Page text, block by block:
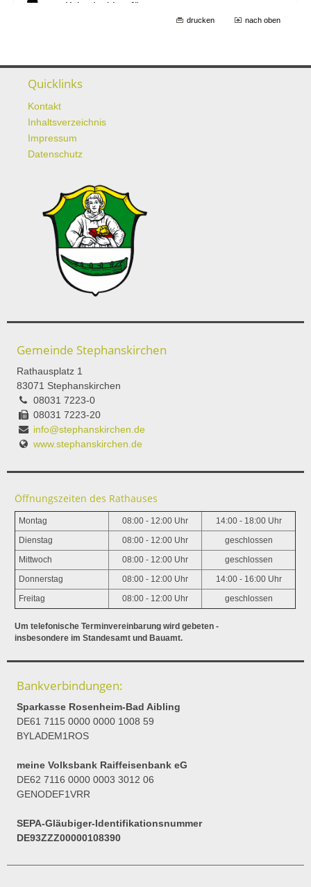
drucken nach oben
Quicklinks
Kontakt
Inhaltsverzeichnis
Impressum
Datenschutz
Gemeinde Stephanskirchen
Rathausplatz 1
83071 Stephanskirchen
08031 7223-0
08031 7223-20
info@stephanskirchen.de
www.stephanskirchen.de
Öffnungszeiten des Rathauses
Montag 08:00 - 12:00 Uhr 14:00 - 18:00 Uhr
Dienstag 08:00 - 12:00 Uhr geschlossen
Mittwoch 08:00 - 12:00 Uhr geschlossen
Donnerstag 08:00 - 12:00 Uhr 14:00 - 16:00 Uhr
Freitag 08:00 - 12:00 Uhr geschlossen
Um telefonische Terminvereinbarung wird gebeten -
insbesondere im Standesamt und Bauamt.
Bankverbindungen:
Sparkasse Rosenheim-Bad Aibling
DE61 7115 0000 0000 1008 59
BYLADEM1ROS
meine Volksbank Raiffeisenbank eG
DE62 7116 0000 0003 3012 06
GENODEF1VRR
SEPA-Gläubiger-Identifikationsnummer
DE93ZZZ00000108390